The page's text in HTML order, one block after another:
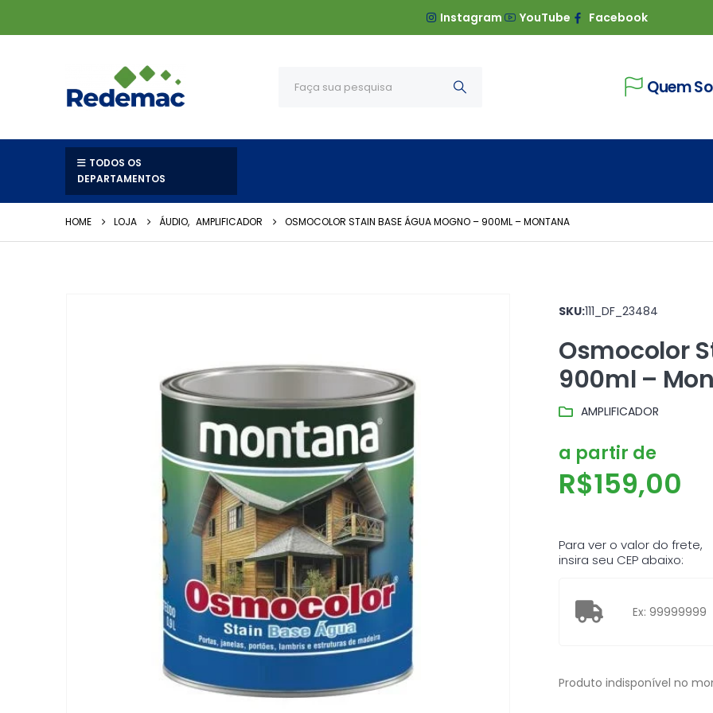
Instagram YouTube Facebook
Quem
TODOS OS
DEPARTAMENTOS
HOME LOJA ÁUDIO, AMPLIFICADOR OSMOCOLOR STAIN BASE ÁGUA MOGNO – 900ML – MONTANA
SKU:111_DF_23484
Osmocolor
900ml –
AMPLIFICADOR
a partir de
R$159,00
Para ver o valor do frete,
insira seu CEP abaixo:
Produto indisponível no